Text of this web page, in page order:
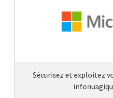
Sécurisez et exploitez